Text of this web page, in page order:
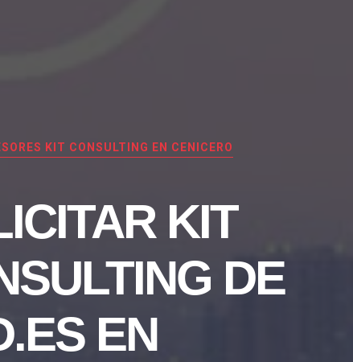
KIT CONSULTING EN CENICERO
KIT
DE
EN